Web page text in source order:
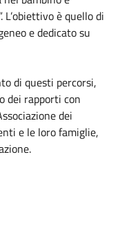
L’obiettivo è quello di
e dedicato su
di questi percorsi,
dei rapporti con
dei
e le loro famiglie,